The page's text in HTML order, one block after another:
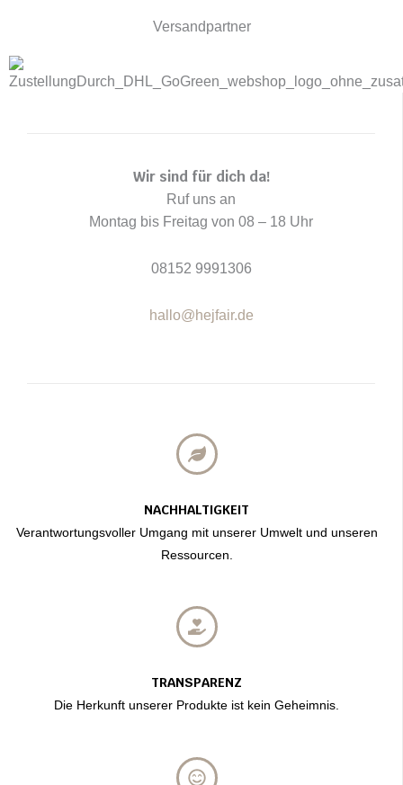
k
s
NACHHALTIGKEIT
Verantwortungsvoller Umgang mit unserer Umwelt und unseren
Ressourcen.
TRANSPARENZ
Die Herkunft unserer Produkte ist kein Geheimnis.
Wir sind für dich da!
Ruf uns an
Montag bis Freitag von 08 – 18 Uhr
08152 9991306
hallo@hejfair.de
Versandpartner